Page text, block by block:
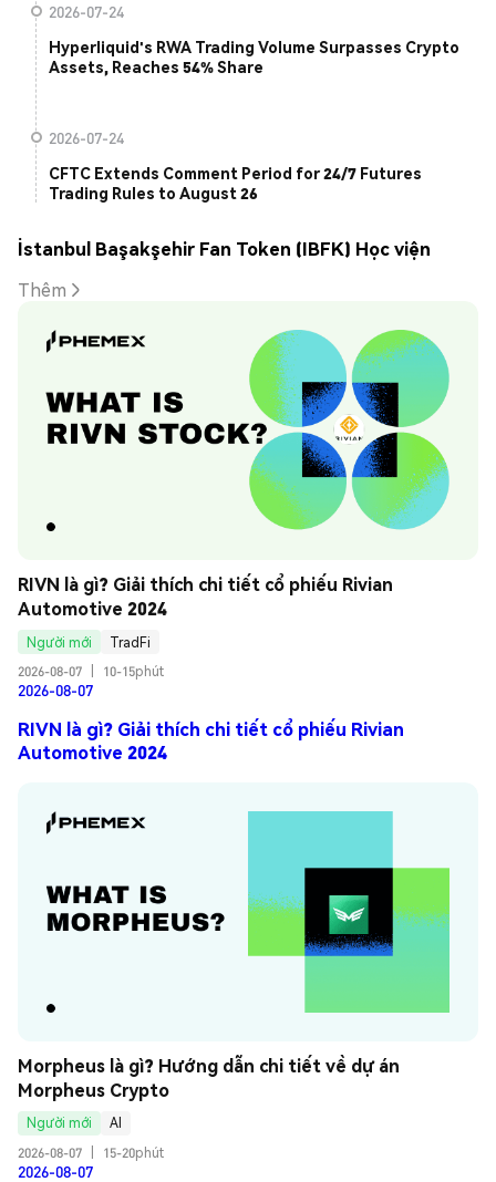
2026-07-24
Hyperliquid's RWA Trading Volume Surpasses Crypto
Assets, Reaches 54% Share
2026-07-24
CFTC Extends Comment Period for 24/7 Futures
Trading Rules to August 26
İstanbul Başakşehir Fan Token (IBFK) Học viện
Thêm
RIVN là gì? Giải thích chi tiết cổ phiếu Rivian
Automotive 2024
Người mới
TradFi
2026-08-07
10-15phút
2026-08-07
RIVN là gì? Giải thích chi tiết cổ phiếu Rivian
Automotive 2024
Morpheus là gì? Hướng dẫn chi tiết về dự án
Morpheus Crypto
Người mới
AI
2026-08-07
15-20phút
2026-08-07